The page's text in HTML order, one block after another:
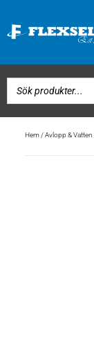
Hem/Avlopp & Vatten